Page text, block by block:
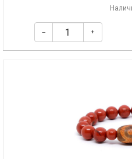
– +
Бусина Дзи 9 глаз — одна из самых